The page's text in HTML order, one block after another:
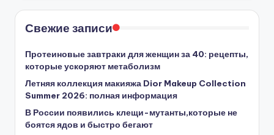
Свежие записи
Протеиновые завтраки для женщин за 40: рецепты,
которые ускоряют метаболизм
Летняя коллекция макияжа Dior Makeup Collection
Summer 2026: полная информация
В России появились клещи-мутанты,которые не
боятся ядов и быстро бегают